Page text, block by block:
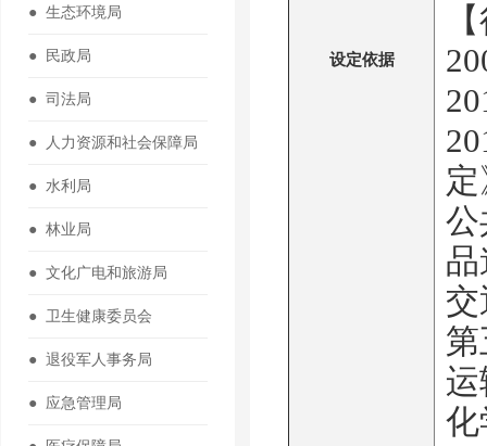
● 生态环境局
● 民政局
● 司法局
● 人力资源和社会保障局
● 水利局
● 林业局
● 文化广电和旅游局
● 卫生健康委员会
● 退役军人事务局
● 应急管理局
设定依据
公
化